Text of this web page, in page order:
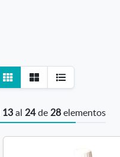
detallelistado
13al 24de28elementos